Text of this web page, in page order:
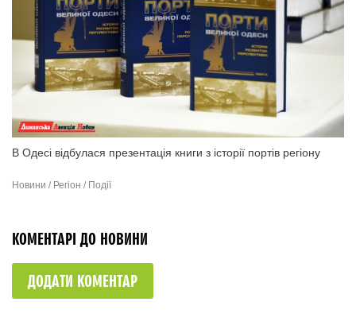
В Одесі відбулася презентація книги з історії портів регіону
Новини / Регіон / Події
КОМЕНТАРІ ДО НОВИНИ
ДОДАТИ КОМЕНТАР